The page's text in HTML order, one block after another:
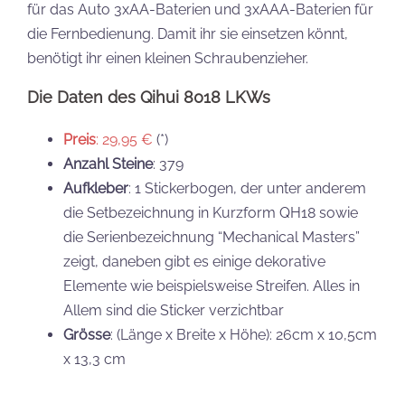
für das Auto 3xAA-Baterien und 3xAAA-Baterien für
die Fernbedienung. Damit ihr sie einsetzen könnt,
benötigt ihr einen kleinen Schraubenzieher.
Die Daten des Qihui 8018 LKWs
Preis: 29,95 € (*)
Anzahl Steine: 379
Aufkleber: 1 Stickerbogen, der unter anderem
die Setbezeichnung in Kurzform QH18 sowie
die Serienbezeichnung “Mechanical Masters”
zeigt, daneben gibt es einige dekorative
Elemente wie beispielsweise Streifen. Alles in
Allem sind die Sticker verzichtbar
Grösse: (Länge x Breite x Höhe): 26cm x 10,5cm
x 13,3 cm